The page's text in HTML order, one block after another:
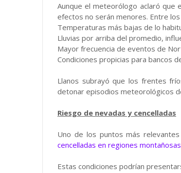
Aunque el meteorólogo aclaró que
efectos no serán menores. Entre
Temperaturas más bajas de lo
Lluvias por arriba del promedio,
Mayor frecuencia de eventos de
Condiciones propicias para bancos
Llanos subrayó que los frentes
detonar episodios meteorológicos
Riesgo de nevadas y cencelladas
Uno de los puntos más
cencelladas en regiones montañosas
Estas condiciones podrían